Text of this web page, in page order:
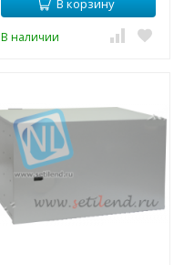
В корзину
В наличии